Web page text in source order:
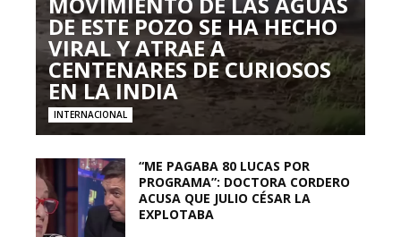
DE ESTE POZO SE HA HECHO
VIRAL Y ATRAE A
CENTENARES DE CURIOSOS
EN LA INDIA
INTERNACIONAL
“ME PAGABA 80 LUCAS POR
PROGRAMA”: DOCTORA CORDERO
ACUSA QUE JULIO CÉSAR LA
EXPLOTABA